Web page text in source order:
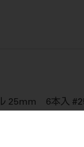
25mm 6本入